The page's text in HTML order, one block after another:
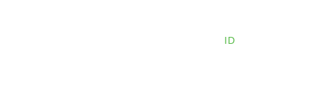
ID